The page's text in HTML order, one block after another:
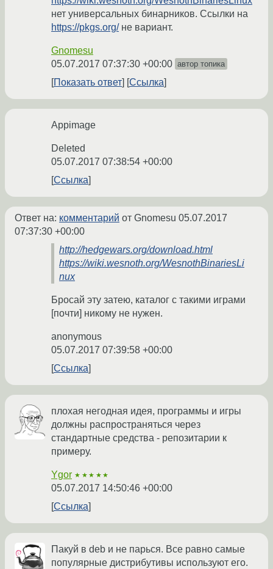
нет универсальных бинарников. Ссылки на
https://pkgs.org/не вариант.
Gnomesu
05.07.2017 07:37:30 +00:00 автор топика
Показать ответ Ссылка
Appimage
Deleted
05.07.2017 07:38:54 +00:00
Ссылка
Ответ на: комментарий от Gnomesu 05.07.2017
07:37:30 +00:00
http://hedgewars.org/download.html
https://wiki.wesnoth.org/WesnothBinariesLi
nux
Бросай эту затею, каталог с такими играми
[почти] никому не нужен.
anonymous
05.07.2017 07:39:58 +00:00
Ссылка
плохая негодная идея, программы и игры
должны распространяться через
стандартные средства - репозитарии к
примеру.
Ygor ★★★★★
05.07.2017 14:50:46 +00:00
Ссылка
Пакуй в deb и не парься. Все равно самые
популярные дистрибутивы используют его.